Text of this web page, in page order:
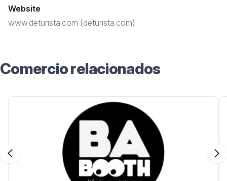
Website
www.deturista.com (deturista.com)
Comercio relacionados